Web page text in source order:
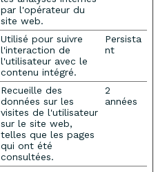
par l'opérateur du
site web.
Utilisé pour suivre
l'interaction de
l'utilisateur avec le
contenu intégré.
Persista
nt
Recueille des
données sur les
visites de l'utilisateur
sur le site web,
telles que les pages
qui ont été
consultées.
2
années